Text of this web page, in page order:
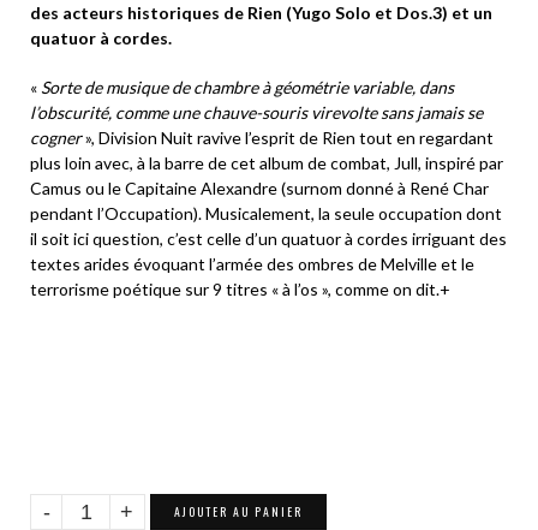
des acteurs historiques de Rien (Yugo Solo et Dos.3) et un
quatuor à cordes.
« Sorte de musique de chambre à géométrie variable, dans
l’obscurité, comme une chauve-souris virevolte sans jamais se
cogner», Division Nuit ravive l’esprit de Rien tout en regardant
plus loin avec, à la barre decet album de combat, Jull, inspiré par
Camus ou le Capitaine Alexandre (surnom donné à René Char
pendant l’Occupation). Musicalement, la seule occupation dont
il soit ici question, c’est celle d’un quatuor à cordes irriguant des
textes arides évoquant l’armée des ombres de Melville et le
terrorisme poétique sur 9 titres « à l’os », comme on dit.+
quantité
AJOUTER AU PANIER